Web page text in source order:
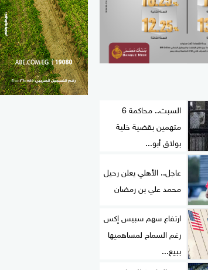
السبت.. محاكمة 6
متهمين بقضية خلية
بولاق أبو...
عاجل.. الأهلي يعلن رحيل
محمد علي بن رمضان
ارتفاع سهم سبيس إكس
رغم السماح لمساهميها
ببيع...